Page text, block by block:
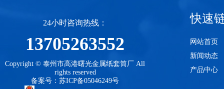
24小时咨询热线：
13705263552
Copyright © 泰州市高港曙光金属纸套筒厂 All
rights reserved
备案号：苏ICP备05046249号
快速
网站首页
新闻动态
产品中心